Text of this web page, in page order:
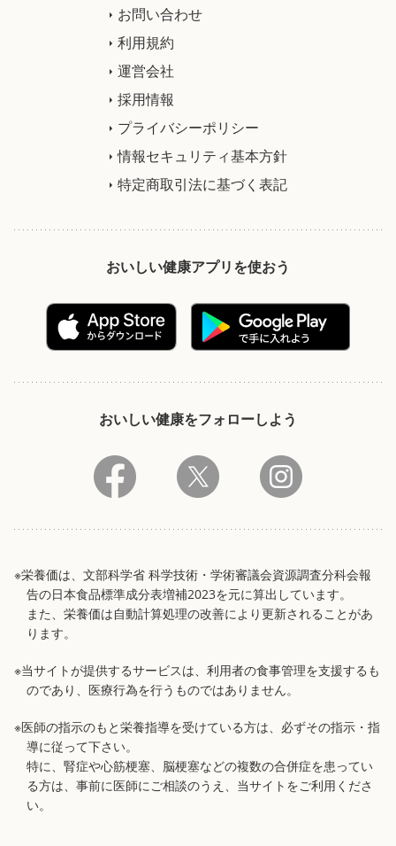
お問い合わせ
利用規約
運営会社
採用情報
プライバシーポリシー
情報セキュリティ基本方針
特定商取引法に基づく表記
おいしい健康アプリを使おう
おいしい健康をフォローしよう
※栄養価は、文部科学省 科学技術・学術審議会資源調査分科会報
告の日本食品標準成分表増補2023を元に算出しています。
また、栄養価は自動計算処理の改善により更新されることがあ
ります。
※当サイトが提供するサービスは、利用者の食事管理を支援するも
のであり、医療行為を行うものではありません。
※医師の指示のもと栄養指導を受けている方は、必ずその指示・指
導に従って下さい。
特に、腎症や心筋梗塞、脳梗塞などの複数の合併症を患ってい
る方は、事前に医師にご相談のうえ、当サイトをご利用くださ
い。